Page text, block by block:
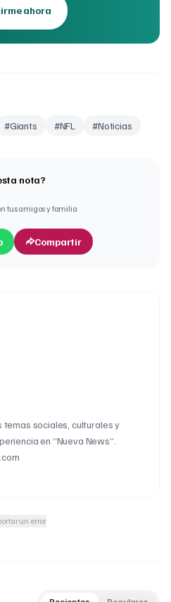
ahora
#Giants #NFL #Noticias
nota?
tus amigos y familia
Compartir
sociales, culturales y
en “Nueva News”.
un error